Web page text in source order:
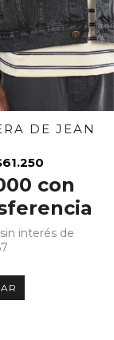
DE JEAN
con
interés de